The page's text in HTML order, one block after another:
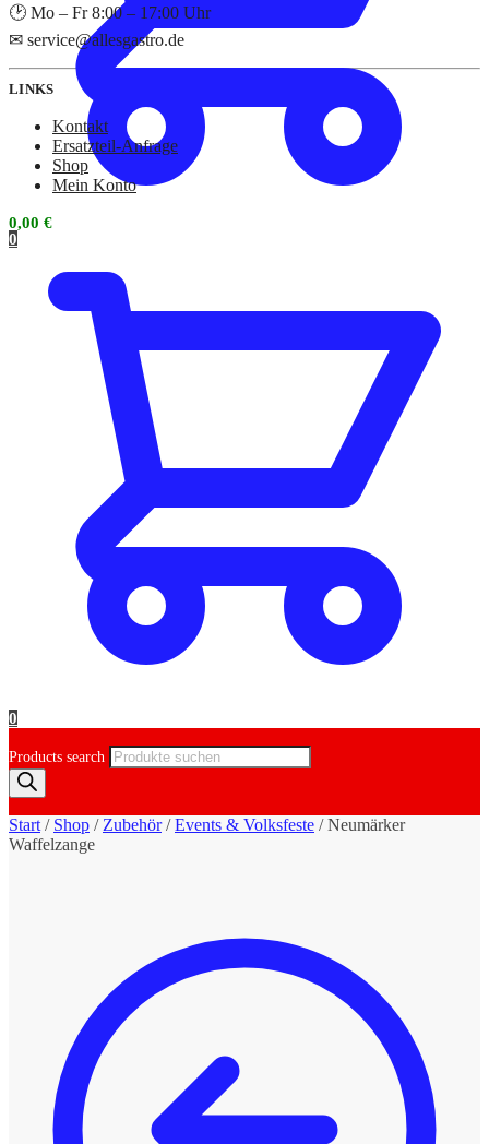
0
🕑 Mo – Fr 8:00 – 17:00 Uhr
✉ service@allesgastro.de
LINKS
Kontakt
Ersatzteil-Anfrage
Shop
Mein Konto
0,00 €
0
Products search
Start / Shop / Zubehör/Events & Volksfeste /Neumärker
Waffelzange